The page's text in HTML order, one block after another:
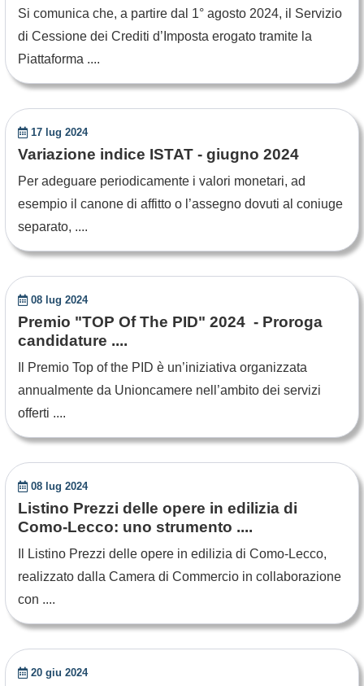
Si comunica che, a partire dal 1° agosto 2024, il Servizio
di Cessione dei Crediti d’Imposta erogato tramite la
Piattaforma ....
17 lug 2024
Variazione indice ISTAT - giugno 2024
Per adeguare periodicamente i valori monetari, ad
esempio il canone di affitto o l’assegno dovuti al coniuge
separato, ....
08 lug 2024
Premio "TOP Of The PID" 2024 - Proroga
candidature ....
Il Premio Top of the PID è un’iniziativa organizzata
annualmente da Unioncamere nell’ambito dei servizi
offerti ....
08 lug 2024
Listino Prezzi delle opere in edilizia di
Como-Lecco: uno strumento ....
Il Listino Prezzi delle opere in edilizia di Como-Lecco,
realizzato dalla Camera di Commercio in collaborazione
con ....
20 giu 2024